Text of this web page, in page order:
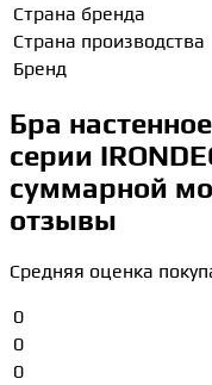
Страна бренда
Страна производства
Бренд
Бра
серии
суммарной
отзывы
Средняя оценка
0
0
0